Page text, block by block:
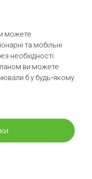
можете
та мобільні
необхідності
ви можете
б у будь-якому